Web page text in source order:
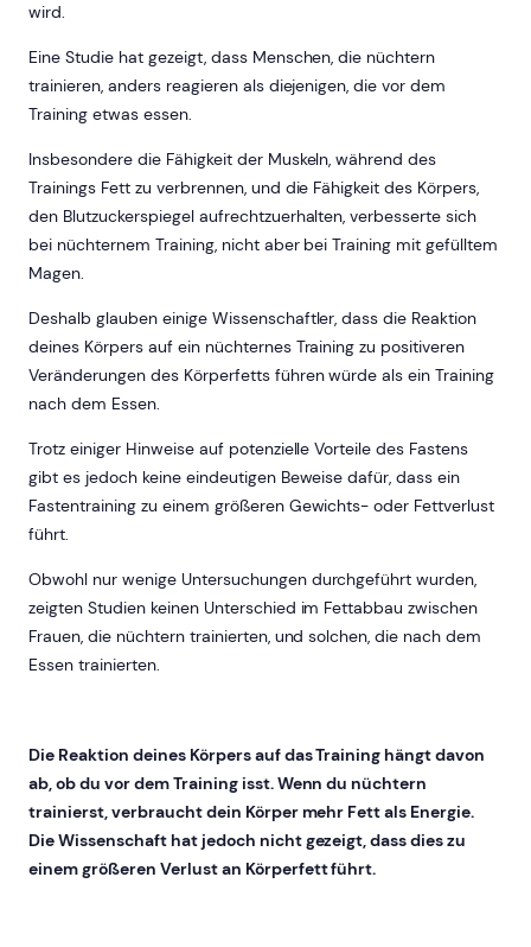
wird.
Eine Studie hat gezeigt, dass Menschen, die nüchtern
trainieren, anders reagieren als diejenigen, die vor dem
Training etwas essen.
Insbesondere die Fähigkeit der Muskeln, während des
Trainings Fett zu verbrennen, und die Fähigkeit des Körpers,
den Blutzuckerspiegel aufrechtzuerhalten, verbesserte sich
bei nüchternem Training, nicht aber bei Training mit gefülltem
Magen.
Deshalb glauben einige Wissenschaftler, dass die Reaktion
deines Körpers auf ein nüchternes Training zu positiveren
Veränderungen des Körperfetts führen würde als ein Training
nach dem Essen.
Trotz einiger Hinweise auf potenzielle Vorteile des Fastens
gibt es jedoch keine eindeutigen Beweise dafür, dass ein
Fastentraining zu einem größeren Gewichts- oder Fettverlust
führt.
Obwohl nur wenige Untersuchungen durchgeführt wurden,
zeigten Studien keinen Unterschied im Fettabbau zwischen
Frauen, die nüchtern trainierten, und solchen, die nach dem
Essen trainierten.
Die Reaktion deines Körpers auf das Training hängt davon
ab, ob du vor dem Training isst. Wenn du nüchtern
trainierst, verbraucht dein Körper mehr Fett als Energie.
Die Wissenschaft hat jedoch nicht gezeigt, dass dies zu
einem größeren Verlust an Körperfett führt.